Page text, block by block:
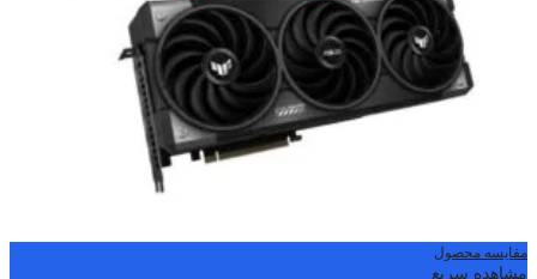
مقایسه محصول
مشاهده سریع